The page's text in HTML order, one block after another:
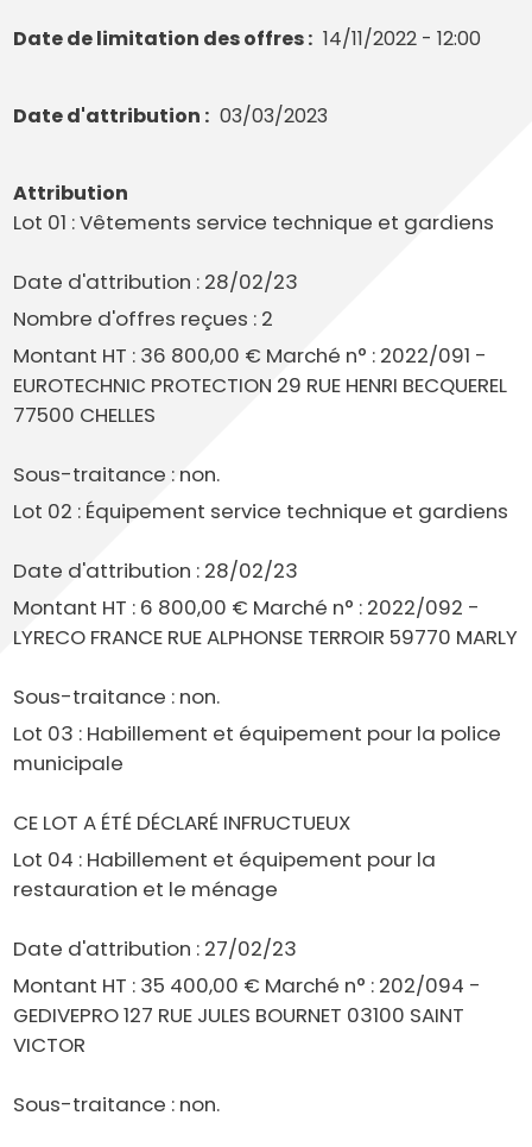
Date de limitation des offres 14/11/2022 - 12:00
Date d'attribution 03/03/2023
Attribution
Lot 01 : Vêtements service technique et gardiens
Date d'attribution : 28/02/23
Nombre d'offres reçues : 2
Montant HT : 36 800,00 € Marché n° : 2022/091 -
EUROTECHNIC PROTECTION 29 RUE HENRI BECQUEREL
77500 CHELLES
Sous-traitance : non.
Lot 02 : Équipement service technique et gardiens
Date d'attribution : 28/02/23
Montant HT : 6 800,00 € Marché n° : 2022/092 -
LYRECO FRANCE RUE ALPHONSE TERROIR 59770 MARLY
Sous-traitance : non.
Lot 03 : Habillement et équipement pour la police
municipale
CE LOT A ÉTÉ DÉCLARÉ INFRUCTUEUX
Lot 04 : Habillement et équipement pour la
restauration et le ménage
Date d'attribution : 27/02/23
Montant HT : 35 400,00 € Marché n° : 202/094 -
GEDIVEPRO 127 RUE JULES BOURNET 03100 SAINT
VICTOR
Sous-traitance : non.